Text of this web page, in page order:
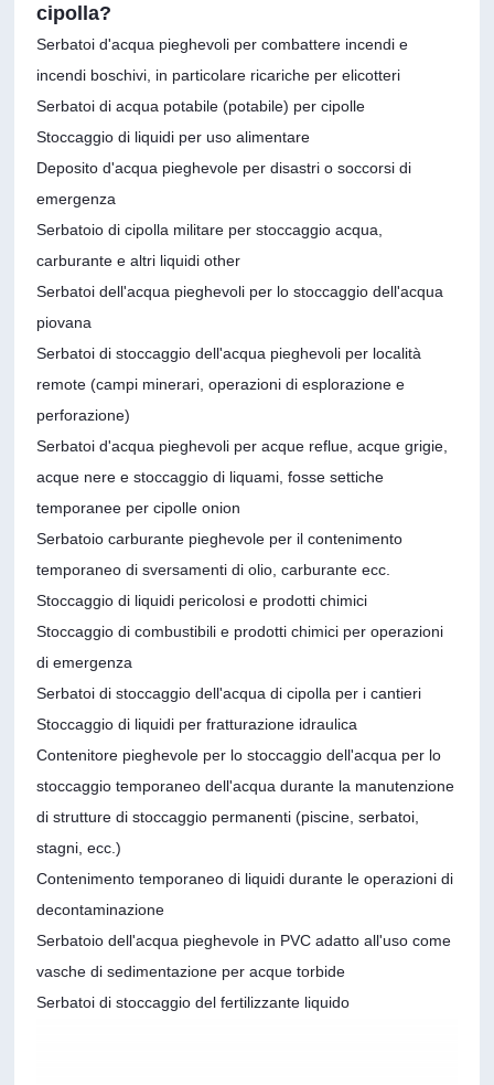
cipolla?
Serbatoi d'acqua pieghevoli per combattere incendi e
incendi boschivi, in particolare ricariche per elicotteri
Serbatoi di acqua potabile (potabile) per cipolle
Stoccaggio di liquidi per uso alimentare
Deposito d'acqua pieghevole per disastri o soccorsi di
emergenza
Serbatoio di cipolla militare per stoccaggio acqua,
carburante e altri liquidi other
Serbatoi dell'acqua pieghevoli per lo stoccaggio dell'acqua
piovana
Serbatoi di stoccaggio dell'acqua pieghevoli per località
remote (campi minerari, operazioni di esplorazione e
perforazione)
Serbatoi d'acqua pieghevoli per acque reflue, acque grigie,
acque nere e stoccaggio di liquami, fosse settiche
temporanee per cipolle onion
Serbatoio carburante pieghevole per il contenimento
temporaneo di sversamenti di olio, carburante ecc.
Stoccaggio di liquidi pericolosi e prodotti chimici
Stoccaggio di combustibili e prodotti chimici per operazioni
di emergenza
Serbatoi di stoccaggio dell'acqua di cipolla per i cantieri
Stoccaggio di liquidi per fratturazione idraulica
Contenitore pieghevole per lo stoccaggio dell'acqua per lo
stoccaggio temporaneo dell'acqua durante la manutenzione
di strutture di stoccaggio permanenti (piscine, serbatoi,
stagni, ecc.)
Contenimento temporaneo di liquidi durante le operazioni di
decontaminazione
Serbatoio dell'acqua pieghevole in PVC adatto all'uso come
vasche di sedimentazione per acque torbide
Serbatoi di stoccaggio del fertilizzante liquido